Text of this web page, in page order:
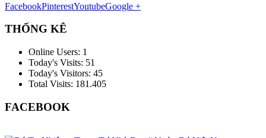
FacebookPinterestYoutubeGoogle +
THỐNG KÊ
Online Users: 1
Today's Visits: 51
Today's Visitors: 45
Total Visits: 181.405
FACEBOOK